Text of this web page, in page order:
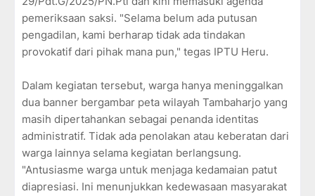
pemeriksaan saksi. "Selama belum ada putusan
pengadilan, kami berharap tidak ada tindakan
provokatif dari pihak mana pun," tegas IPTU Heru.
Dalam kegiatan tersebut, warga hanya meninggalkan
dua banner bergambar peta wilayah Tambaharjo yang
masih dipertahankan sebagai penanda identitas
administratif. Tidak ada penolakan atau keberatan dari
warga lainnya selama kegiatan berlangsung.
"Antusiasme warga untuk menjaga kedamaian patut
diapresiasi. Ini menunjukkan kedewasaan masyarakat